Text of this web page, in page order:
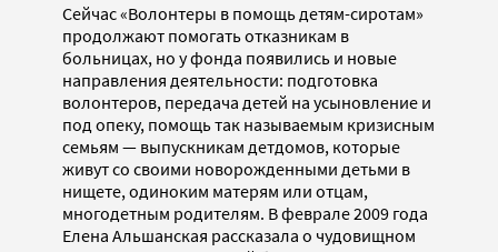
Сейчас «Волонтеры в помощь детям-сиротам»
продолжают помогать отказникам в
больницах, но у фонда появились и новые
направления деятельности: подготовка
волонтеров, передача детей на усыновление и
под опеку, помощь так называемым кризисным
семьям — выпускникам детдомов, которые
живут со своими новорожденными детьми в
нищете, одиноким матерям или отцам,
многодетным родителям. В феврале 2009 года
Елена Альшанская рассказала о чудовищном